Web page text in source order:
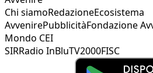
Chi siamoRedazioneEcosistema
AvvenirePubblicitàFondazione
Mondo CEI
SIRRadio InBluTV2000FISC